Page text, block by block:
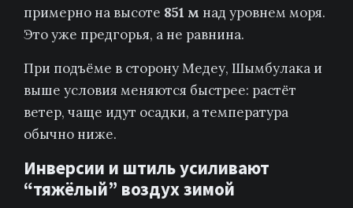
примерно на высоте 851 м над уровнем моря.
Это уже предгорья, а не равнина.
При подъёме в сторону Медеу, Шымбулака и
выше условия меняются быстрее: растёт
ветер, чаще идут осадки, а температура
обычно ниже.
Инверсии и штиль усиливают
“тяжёлый” воздух зимой